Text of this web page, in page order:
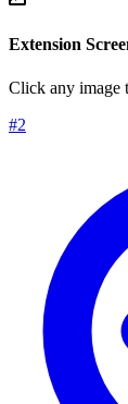
Extension
Click any image
#2